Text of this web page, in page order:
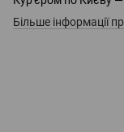
Більше інформації